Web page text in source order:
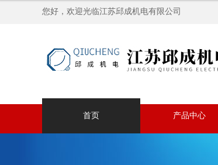
您好，欢迎光临江苏邱成机电有限公司
首页 产品中心